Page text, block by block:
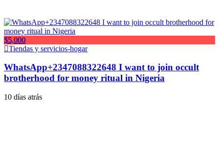
$5,000
Tiendas y servicios-hogar
WhatsApp+2347088322648 I want to join occult
brotherhood for money ritual in Nigeria
10 días atrás